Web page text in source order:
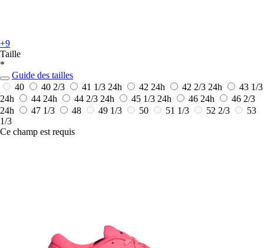
+9
Taille
*
Guide des tailles
40
40 2/3 41 1/3 24h 42 24h 42 2/3 24h
43 1/3
24h
44 24h 44 2/3 24h 45 1/3 24h 46 24h
46 2/3
24h
47 1/3 48 49 1/3 50 51 1/3 52 2/3
53
1/3
Ce champ est requis